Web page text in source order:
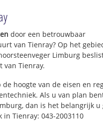
door een betrouwbaar
van Tienray? Op het
Limburg
van Tienray.
hoogte van de eisen en
Als u van plan
dan is het belangrijk u
in Tienray: 043-2003110